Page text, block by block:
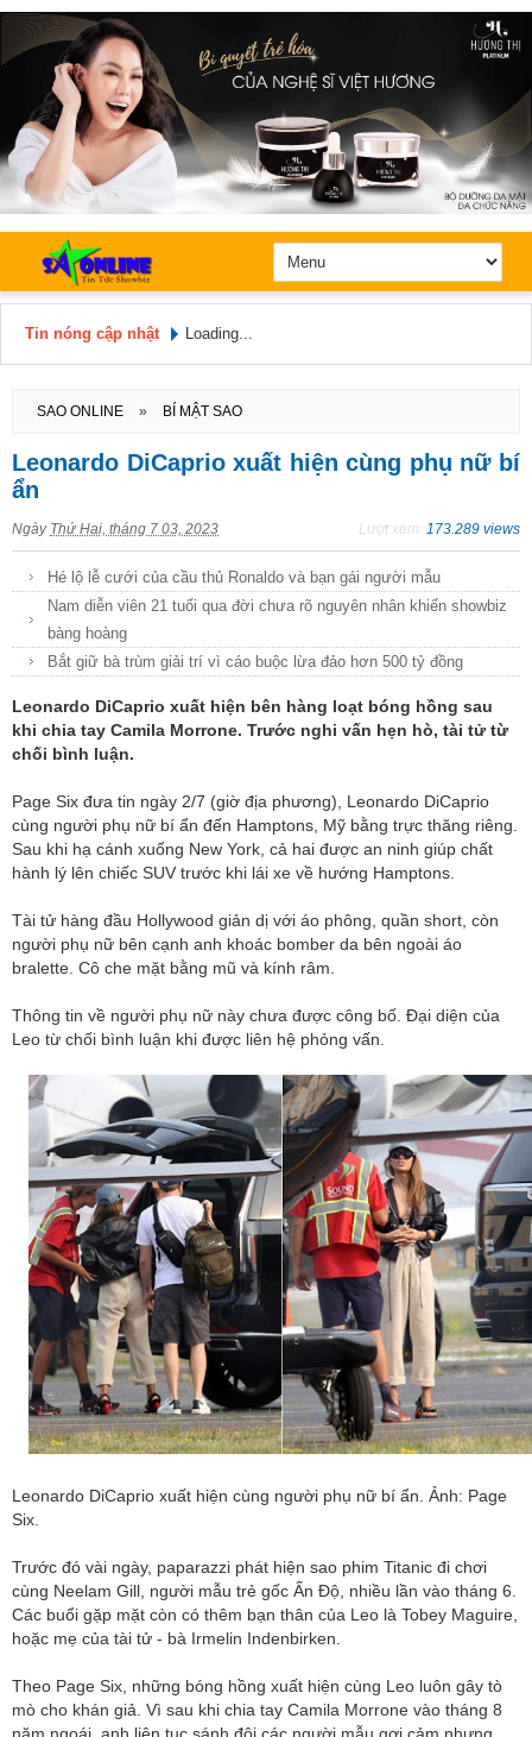
Tin nóng cập nhật Loading...
SAO ONLINE » BÍ MẬT SAO
Leonardo DiCaprio xuất hiện cùng phụ nữ bí
ẩn
Ngày Thứ Hai, tháng 7 03, 2023 Lượt xem: 173.289 views
Hé lộ lễ cưới của cầu thủ Ronaldo và bạn gái người mẫu
Nam diễn viên 21 tuổi qua đời chưa rõ nguyên nhân khiến showbiz
bàng hoàng
Bắt giữ bà trùm giải trí vì cáo buộc lừa đảo hơn 500 tỷ đồng
Leonardo DiCaprio xuất hiện bên hàng loạt bóng hồng sau
khi chia tay Camila Morrone. Trước nghi vấn hẹn hò, tài tử từ
chối bình luận.
Page Six đưa tin ngày 2/7 (giờ địa phương), Leonardo DiCaprio
cùng người phụ nữ bí ẩn đến Hamptons, Mỹ bằng trực thăng riêng.
Sau khi hạ cánh xuống New York, cả hai được an ninh giúp chất
hành lý lên chiếc SUV trước khi lái xe về hướng Hamptons.
Tài tử hàng đầu Hollywood giản dị với áo phông, quần short, còn
người phụ nữ bên cạnh anh khoác bomber da bên ngoài áo
bralette. Cô che mặt bằng mũ và kính râm.
Thông tin về người phụ nữ này chưa được công bố. Đại diện của
Leo từ chối bình luận khi được liên hệ phỏng vấn.
Leonardo DiCaprio xuất hiện cùng người phụ nữ bí ẩn. Ảnh: Page
Six.
Trước đó vài ngày, paparazzi phát hiện sao phim Titanic đi chơi
cùng Neelam Gill, người mẫu trẻ gốc Ấn Độ, nhiều lần vào tháng 6.
Các buổi gặp mặt còn có thêm bạn thân của Leo là Tobey Maguire,
hoặc mẹ của tài tử - bà Irmelin Indenbirken.
Theo Page Six, những bóng hồng xuất hiện cùng Leo luôn gây tò
mò cho khán giả. Vì sau khi chia tay Camila Morrone vào tháng 8